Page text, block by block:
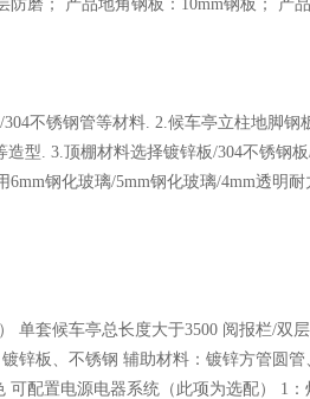
磨； 产品地角钢板：10mm钢板； 产
不锈钢管等材料. 2.候车亭立柱地脚
型. 3.顶棚材料选择镀锌板/304不锈
钢化玻璃/5mm钢化玻璃/4mm透明
单套候车亭总长度大于3500 阅报栏/
锌板、不锈钢 辅助材料：镀锌方管圆
配置电源电器系统（此项为选配） 1